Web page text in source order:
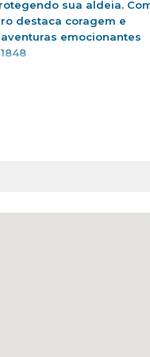
sua aldeia.
destaca coragem e
emocionantes